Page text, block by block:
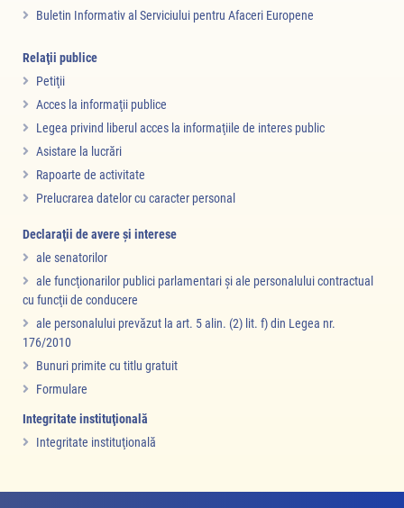
Buletin Informativ al Serviciului pentru Afaceri Europene
Relaţii publice
Petiţii
Acces la informaţii publice
Legea privind liberul acces la informaţiile de interes public
Asistare la lucrări
Rapoarte de activitate
Prelucrarea datelor cu caracter personal
Declaraţii de avere şi interese
ale senatorilor
ale funcţionarilor publici parlamentari şi ale personalului contractual
cu funcţii de conducere
ale personalului prevăzut la art. 5 alin. (2) lit. f) din Legea nr.
176/2010
Bunuri primite cu titlu gratuit
Formulare
Integritate instituţională
Integritate instituţională